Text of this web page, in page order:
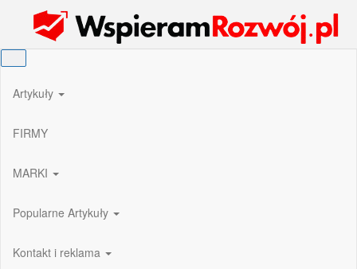
Wspieram Rozwój PL
Artykuły
FIRMY
MARKI
Popularne Artykuły
Kontakt i reklama